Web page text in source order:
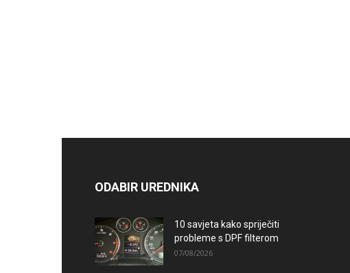
ODABIR UREDNIKA
10 savjeta kako spriječiti
probleme s DPF filterom
07/08/2026